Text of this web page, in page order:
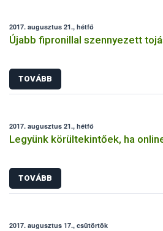
2017. augusztus 21., hétfő
Újabb fipronillal szennyezett
TOVÁBB
2017. augusztus 21., hétfő
Legyünk körültekintőek, ha
TOVÁBB
2017. augusztus 17., csütörtök